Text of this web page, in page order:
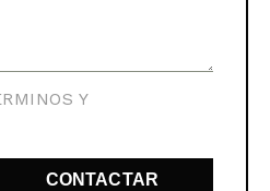
Y
CONTACTAR